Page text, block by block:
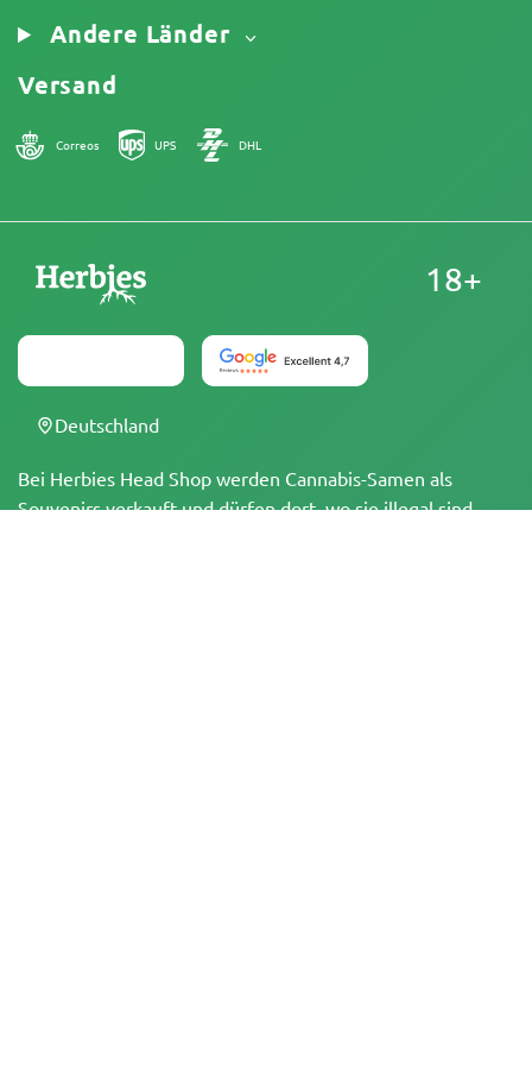
Andere Länder
Versand
Correos UPS DHL
Bei Herbies Head Shop werden Cannabis-Samen als
Souvenirs verkauft und dürfen dort, wo sie illegal sind,
18+
Deutschland